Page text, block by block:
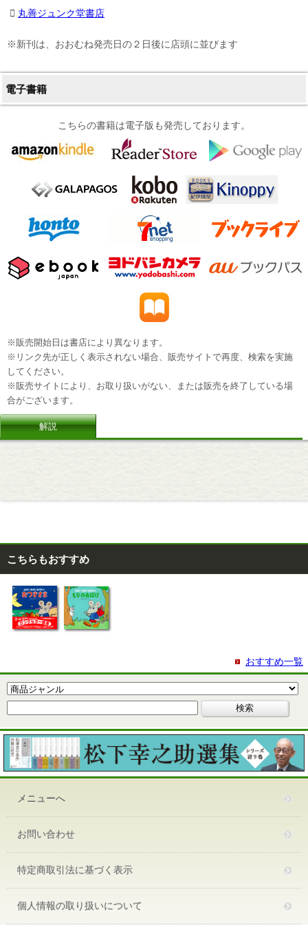
丸善ジュンク堂書店
※新刊は、おおむね発売日の２日後に店頭に並びます
電子書籍
こちらの書籍は電子版も発売しております。
※販売開始日は書店により異なります。
※リンク先が正しく表示されない場合、販売サイトで再度、検索を実施
してください。
※販売サイトにより、お取り扱いがない、または販売を終了している場
合がございます。
解説
こちらもおすすめ
おすすめ一覧
メニューへ
お問い合わせ
特定商取引法に基づく表示
個人情報の取り扱いについて